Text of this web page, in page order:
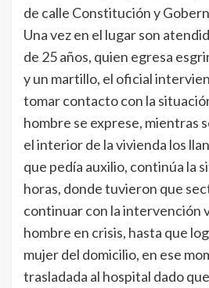
de calle Constitución y
Una vez en el lugar son
de 25 años, quien egresa
y un martillo, el oficial
tomar contacto con la
hombre se exprese, mientras
el interior de la vivienda los
que pedía auxilio, continúa la
horas, donde tuvieron que
continuar con la intervención
hombre en crisis, hasta que
mujer del domicilio, en ese
trasladada al hospital dado